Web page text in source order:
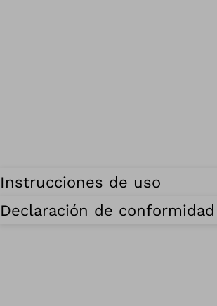
Instrucciones de uso
Declaración de conformidad